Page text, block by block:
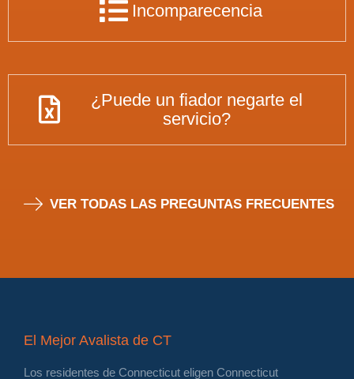
Incomparecencia
¿Puede un fiador negarte el
servicio?
VER TODAS LAS PREGUNTAS FRECUENTES
El Mejor Avalista de CT
Los residentes de Connecticut eligen Connecticut